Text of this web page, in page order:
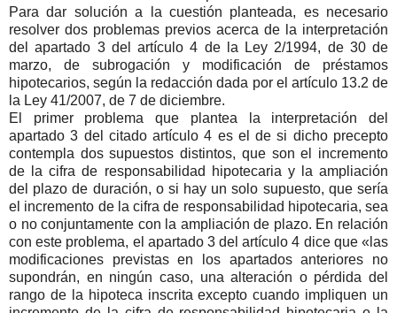
Para dar solución a la cuestión planteada, es necesario
resolver dos problemas previos acerca de la interpretación
del apartado 3 del artículo 4 de la Ley 2/1994, de 30 de
marzo, de subrogación y modificación de préstamos
hipotecarios, según la redacción dada por el artículo 13.2 de
la Ley 41/2007, de 7 de diciembre.
El primer problema que plantea la interpretación del
apartado 3 del citado artículo 4 es el de si dicho precepto
contempla dos supuestos distintos, que son el incremento
de la cifra de responsabilidad hipotecaria y la ampliación
del plazo de duración, o si hay un solo supuesto, que sería
el incremento de la cifra de responsabilidad hipotecaria, sea
o no conjuntamente con la ampliación de plazo. En relación
con este problema, el apartado 3 del artículo 4 dice que «las
modificaciones previstas en los apartados anteriores no
supondrán, en ningún caso, una alteración o pérdida del
rango de la hipoteca inscrita excepto cuando impliquen un